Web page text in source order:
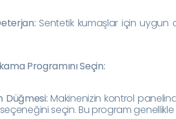
Sentetik kumaşlar için uygun
Programını Seçin:
Düğmesi: Makinenizin kontrol
seçin. Bu program